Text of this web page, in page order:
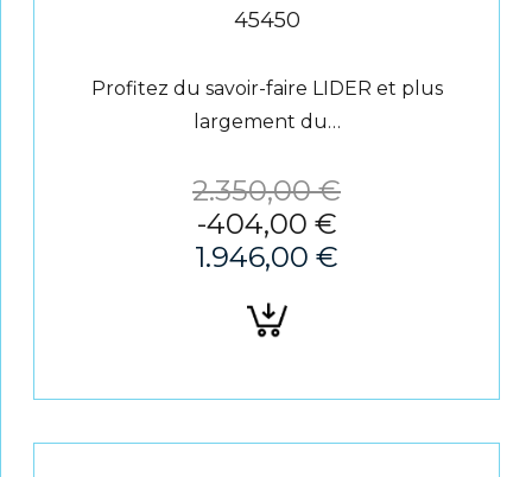
45450
Profitez du savoir-faire LIDER et plus
largement du…
2.350,00€
-404,00 €
1.946,00 €
Ajouter
au